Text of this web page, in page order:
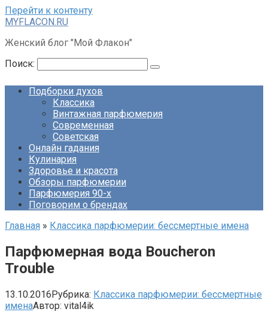
Перейти к контенту
MYFLACON.RU
Женский блог "Мой Флакон"
Поиск:
Подборки духов
Классика
Винтажная парфюмерия
Современная
Советская
Онлайн гадания
Кулинария
Здоровье и красота
Обзоры парфюмерии
Парфюмерия 90-х
Поговорим о брендах
Главная » Классика парфюмерии: бессмертные имена
Парфюмерная вода Boucheron
Trouble
13.10.2016Рубрика: Классика парфюмерии: бессмертные
именаАвтор: vital4ik